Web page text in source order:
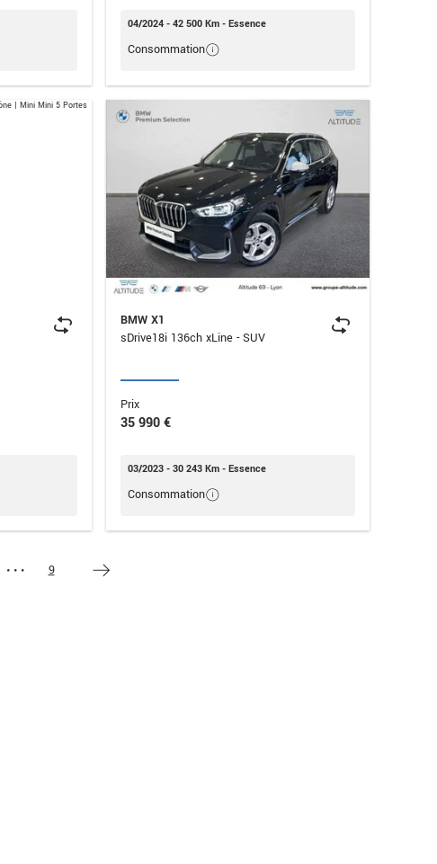
04/2024 - 42 500 Km - Essence
Consommation
BMW X1
sDrive18i 136ch xLine - SUV
Prix
35 990 €
03/2023 - 30 243 Km - Essence
Consommation
9